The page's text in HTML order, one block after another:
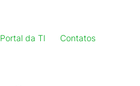
Portal da TI Contatos